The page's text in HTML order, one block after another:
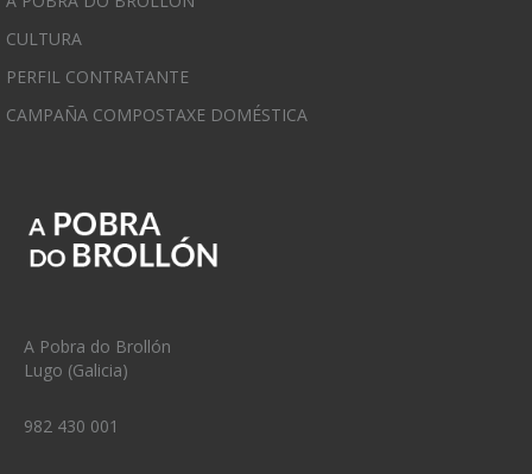
CULTURA
PERFIL CONTRATANTE
CAMPAÑA COMPOSTAXE DOMÉSTICA
A Pobra do Brollón
Lugo (Galicia)
982 430 001